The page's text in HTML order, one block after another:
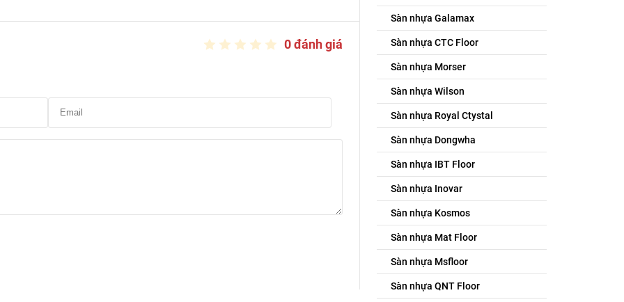
0 đánh giá
Sàn nhựa Galamax
Sàn nhựa CTC Floor
Sàn nhựa Morser
Sàn nhựa Wilson
Sàn nhựa Royal Ctystal
Sàn nhựa Dongwha
Sàn nhựa IBT Floor
Sàn nhựa Inovar
Sàn nhựa Kosmos
Sàn nhựa Mat Floor
Sàn nhựa Msfloor
Sàn nhựa QNT Floor